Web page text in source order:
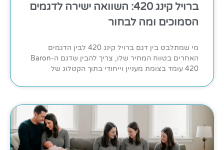
ברויל קינג 420: השוואה ישירה לדגמים
הסמוכים ומה לבחור
מי שמתלבט בין דגם ברויל קינג 420 לבין הדגמים
האחרים בטווח המחיר שלו, צריך להבין שדגם ה-Baron
420 עומד בצומת מעניין וייחודי בתוך הקטלוג של